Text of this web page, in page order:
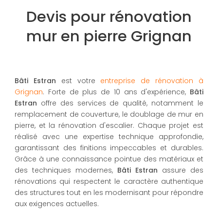
Devis pour rénovation
mur en pierre Grignan
Bâti Estran est votre entreprise de rénovation à
Grignan. Forte de plus de 10 ans d'expérience, Bâti
Estran offre des services de qualité, notamment le
remplacement de couverture, le doublage de mur en
pierre, et la rénovation d'escalier. Chaque projet est
réalisé avec une expertise technique approfondie,
garantissant des finitions impeccables et durables.
Grâce à une connaissance pointue des matériaux et
des techniques modernes, Bâti Estran assure des
rénovations qui respectent le caractère authentique
des structures tout en les modernisant pour répondre
aux exigences actuelles.